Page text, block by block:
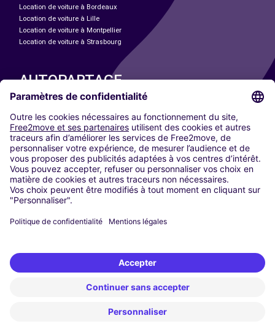
Location de voiture à Bordeaux
Location de voiture à Lille
Location de voiture à Montpellier
Location de voiture à Strasbourg
AUTOPARTAGE
Paris
Madrid
Washington DC
Milan
Rome
Turin
Vienne
Berlin
Düsseldorf